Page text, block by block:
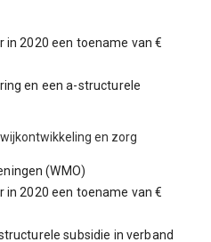
in 2020 een toename van €
en een a-structurele
en zorg
(WMO)
in 2020 een toename van €
subsidie in verband